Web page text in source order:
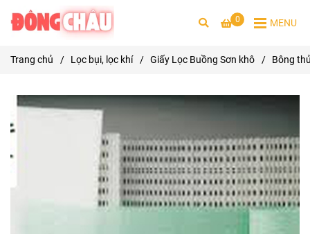
0 MENU
Trang chủ / Lọc bụi, lọc khí / Giấy Lọc Buồng Sơn khô / Bông